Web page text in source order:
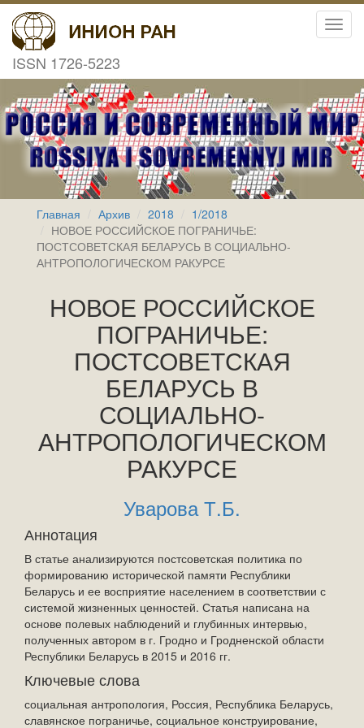
ISSN 1726-5223
Главная Архив 2018
1/2018
НОВОЕ РОССИЙСКОЕ ПОГРАНИЧЬЕ:
ПОСТСОВЕТСКАЯ БЕЛАРУСЬ В СОЦИАЛЬНО-
АНТРОПОЛОГИЧЕСКОМ РАКУРСЕ
НОВОЕ РОССИЙСКОЕ
ПОГРАНИЧЬЕ:
ПОСТСОВЕТСКАЯ
БЕЛАРУСЬ В
СОЦИАЛЬНО-
АНТРОПОЛОГИЧЕСКОМ
РАКУРСЕ
Уварова Т.Б.
Аннотация
В статье анализируются постсоветская политика по
формированию исторической памяти Республики
Беларусь и ее восприятие населением в соответствии с
системой жизненных ценностей. Статья написана на
основе полевых наблюдений и глубинных интервью,
полученных автором в г. Гродно и Гродненской области
Республики Беларусь в 2015 и 2016 гг.
Ключевые слова
социальная антропология, Россия, Республика Беларусь,
славянское пограничье, социальное конструирование,